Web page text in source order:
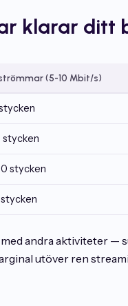
klarar ditt
(5-10 Mbit/s)
stycken
stycken
andra aktiviteter —
utöver ren